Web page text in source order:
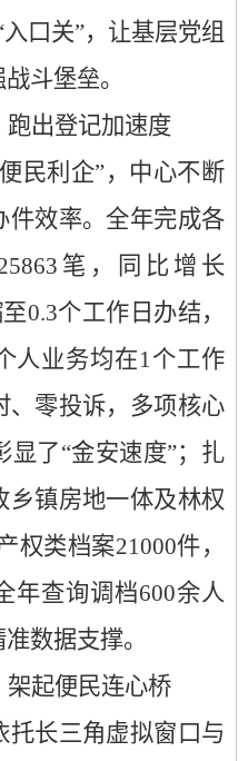
口关”，让基层党组
斗堡垒。
跑出登记加速度
民利企”，中心不断
件效率。全年完成各
笔，同比增长
0.3个工作日 办结，
人业务均在1 个工作
、零投诉， 多项核心
显了“金安速度”；扎
乡镇房地一体及林权
权类档案21000件，
年查询调档600余人
数据支撑。
起便民连心桥
托长三角虚拟窗口与